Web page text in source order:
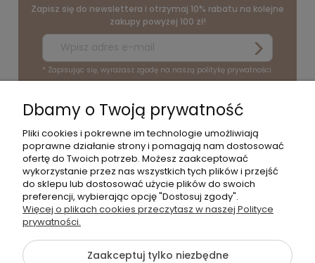
Zapisz się do newslettera i otrzymaj 10% rabatu na kolejne
zakupy powyżej 100 zł!
* Zapisując się, wyrażasz zgodę na naszą politykę prywatności.
O NAS
POMOC
PRODUKTY
Dbamy o Twoją prywatność
Pliki cookies i pokrewne im technologie umożliwiają
poprawne działanie strony i pomagają nam dostosować
ofertę do Twoich potrzeb. Możesz zaakceptować
wykorzystanie przez nas wszystkich tych plików i przejść
do sklepu lub dostosować użycie plików do swoich
preferencji, wybierając opcję "Dostosuj zgody".
Więcej o plikach cookies przeczytasz w naszej Polityce
prywatności.
Zaakceptuj tylko niezbędne